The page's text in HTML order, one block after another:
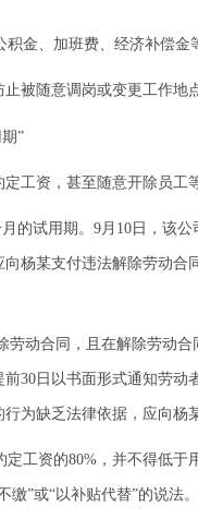
金、加班费、经济补偿金
被随意调岗或变更工作地
”
工资，甚至随意开除员工
的试用期。9月10日，该
杨某支付违法解除劳动合
动合同，且在解除劳动
30日以书面形式通知劳
为缺乏法律依据，应向杨
工资的80%，并不得低
”或“以补贴代替”的说法。